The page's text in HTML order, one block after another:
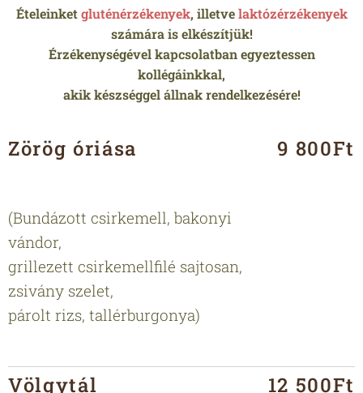
Ételeinketgluténérzékenyek, illetvelaktózérzékenyek
számára is elkészítjük!
Érzékenységével kapcsolatban egyeztessen
kollégáinkkal,
akik készséggel állnak rendelkezésére!
Zörög óriása
(Bundázott csirkemell, bakonyi
vándor,
grillezett csirkemellfilé sajtosan,
zsivány szelet,
párolt rizs, tallérburgonya)
9 800Ft
Völgytál 12 500Ft